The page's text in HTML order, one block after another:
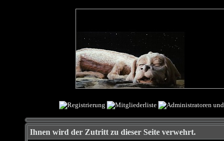
Ihnen wird der Zutritt zu dieser Seite verwehrt.